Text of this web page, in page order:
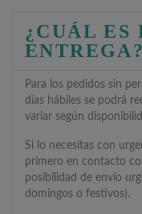
¿CUÁL ES
ENTREGA?
Para los pedidos sin
días hábiles se podrá
variar según
Si lo necesitas con
primero en contacto
posibilidad de envío
domingos o festivos).